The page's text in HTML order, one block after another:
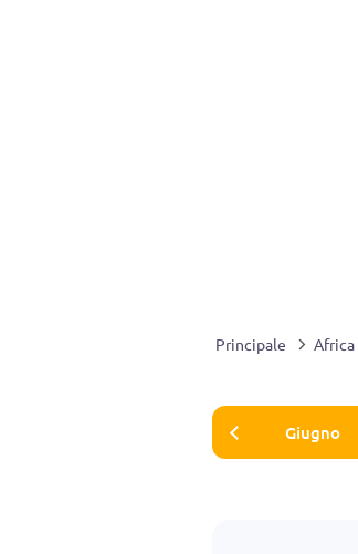
Principale Africa
Giugno